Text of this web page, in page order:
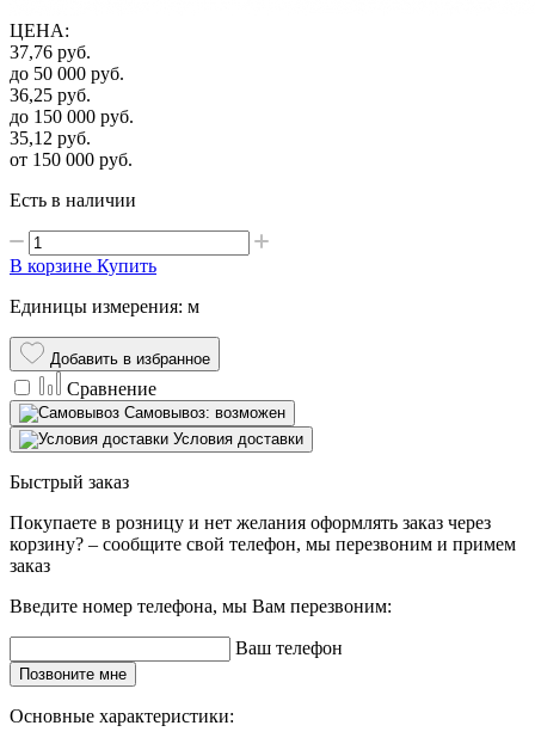
ЦЕНА:
37,76 руб.
до 50 000 руб.
36,25 руб.
до 150 000 руб.
35,12 руб.
от 150 000 руб.
Есть в наличии
В корзине Купить
Единицы измерения: м
Добавить в избранное
Сравнение
Самовывоз: возможен
Условия доставки
Быстрый заказ
Покупаете в розницу и нет желания оформлять заказ через
корзину? – сообщите свой телефон, мы перезвоним и примем
заказ
Введите номер телефона, мы Вам перезвоним:
Ваш телефон
Позвоните мне
Основные характеристики: